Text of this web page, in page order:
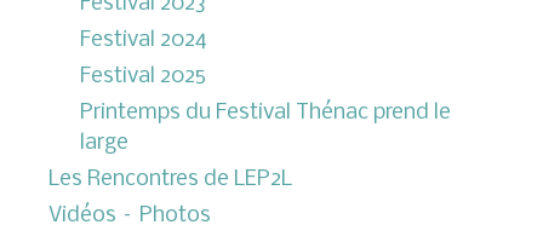
Festival 2024
Festival 2025
Printemps du Festival Thénac prend le
large
Les Rencontres de LEP2L
Vidéos – Photos